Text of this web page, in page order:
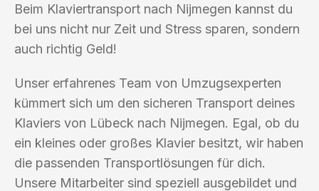
Beim Klaviertransport nach Nijmegen kannst du
bei uns nicht nur Zeit und Stress sparen, sondern
auch richtig Geld!
Unser erfahrenes Team von Umzugsexperten
kümmert sich um den sicheren Transport deines
Klaviers von Lübeck nach Nijmegen. Egal, ob du
ein kleines oder großes Klavier besitzt, wir haben
die passenden Transportlösungen für dich.
Unsere Mitarbeiter sind speziell ausgebildet und